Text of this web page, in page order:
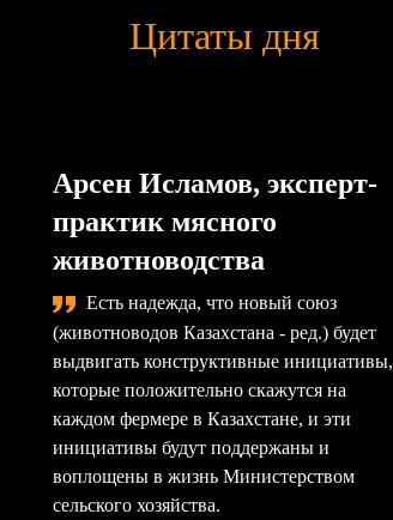
Цитаты дня
Арсен Исламов, эксперт-
практик мясного
животноводства
Есть надежда, что новый союз
(животноводов Казахстана - ред.) будет
выдвигать конструктивные инициативы,
которые положительно скажутся на
каждом фермере в Казахстане, и эти
инициативы будут поддержаны и
воплощены в жизнь Министерством
сельского хозяйства.